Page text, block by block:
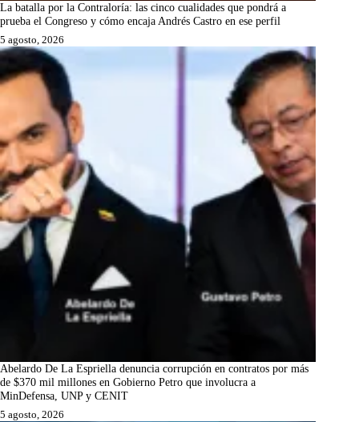
La batalla por la Contraloría: las cinco cualidades que pondrá a
prueba el Congreso y cómo encaja Andrés Castro en ese perfil
5 agosto, 2026
Abelardo De La Espriella denuncia corrupción en contratos por más
de $370 mil millones en Gobierno Petro que involucra a
MinDefensa, UNP y CENIT
5 agosto, 2026